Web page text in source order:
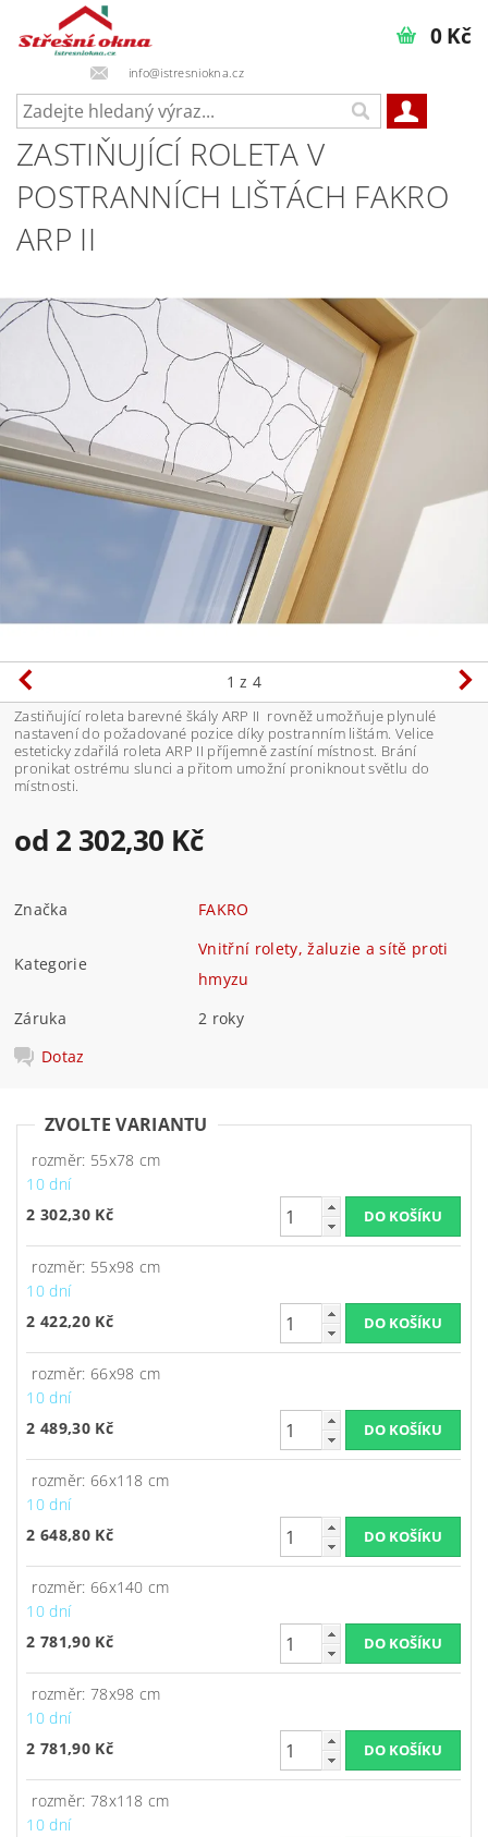
info@istresniokna.cz
0 Kč
ZASTIŇUJÍCÍ ROLETA V
POSTRANNÍCH LIŠTÁCH FAKRO
ARP II
1 z 4
Zastiňující roleta barevné škály ARP II rovněž umožňuje plynulé
nastavení do požadované pozice díky postranním lištám. Velice
esteticky zdařilá roleta ARP II příjemně zastíní místnost. Brání
pronikat ostrému slunci a přitom umožní proniknout světlu do
místnosti.
od 2 302,30 Kč
Značka FAKRO
Kategorie
Vnitřní rolety, žaluzie a sítě proti
hmyzu
Záruka
2 roky
Dotaz
ZVOLTE VARIANTU
rozměr: 55x78 cm
10 dní
2 302,30 Kč
rozměr: 55x98 cm
10 dní
2 422,20 Kč
rozměr: 66x98 cm
10 dní
2 489,30 Kč
rozměr: 66x118 cm
10 dní
2 648,80 Kč
rozměr: 66x140 cm
10 dní
2 781,90 Kč
rozměr: 78x98 cm
10 dní
2 781,90 Kč
rozměr: 78x118 cm
10 dní